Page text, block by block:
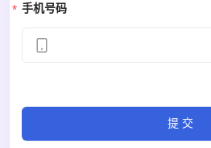
手机号码
提交